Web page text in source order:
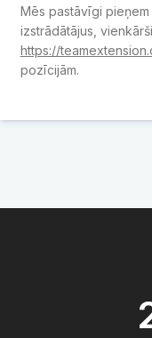
Mēs pastāvīgi
izstrādātājus,
https://
pozīcijām.